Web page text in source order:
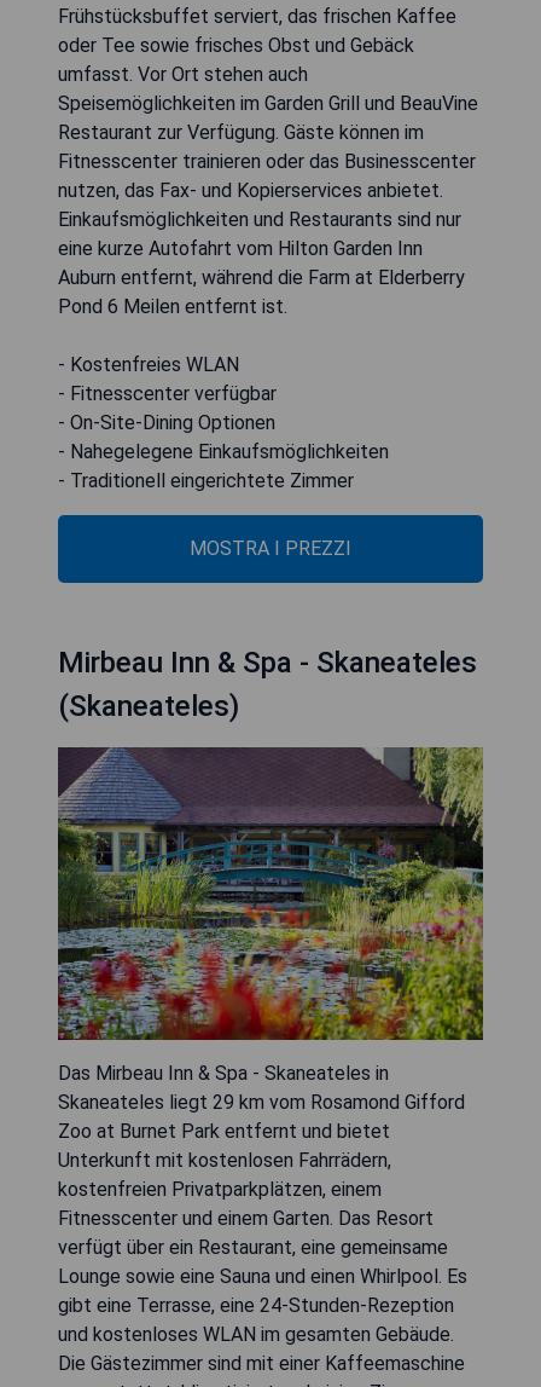
Frühstücksbuffet serviert, das frischen Kaffee
oder Tee sowie frisches Obst und Gebäck
umfasst. Vor Ort stehen auch
Speisemöglichkeiten im Garden Grill und BeauVine
Restaurant zur Verfügung. Gäste können im
Fitnesscenter trainieren oder das Businesscenter
nutzen, das Fax- und Kopierservices anbietet.
Einkaufsmöglichkeiten und Restaurants sind nur
eine kurze Autofahrt vom Hilton Garden Inn
Auburn entfernt, während die Farm at Elderberry
Pond 6 Meilen entfernt ist.
- Kostenfreies WLAN
- Fitnesscenter verfügbar
- On-Site-Dining Optionen
- Nahegelegene Einkaufsmöglichkeiten
- Traditionell eingerichtete Zimmer
MOSTRA I PREZZI
Mirbeau Inn & Spa - Skaneateles
(Skaneateles)
Das Mirbeau Inn & Spa - Skaneateles in
Skaneateles liegt 29 km vom Rosamond Gifford
Zoo at Burnet Park entfernt und bietet
Unterkunft mit kostenlosen Fahrrädern,
kostenfreien Privatparkplätzen, einem
Fitnesscenter und einem Garten. Das Resort
verfügt über ein Restaurant, eine gemeinsame
Lounge sowie eine Sauna und einen Whirlpool. Es
gibt eine Terrasse, eine 24-Stunden-Rezeption
und kostenloses WLAN im gesamten Gebäude.
Die Gästezimmer sind mit einer Kaffeemaschine